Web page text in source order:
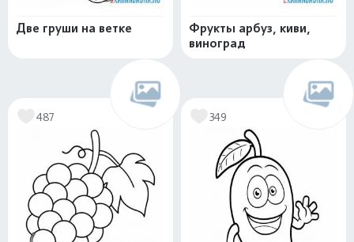
Две груши на ветке
Фрукты арбуз, киви,
виноград
487 349